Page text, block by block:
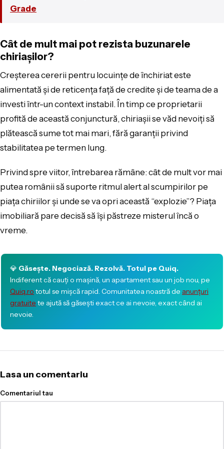
Grade
Cât de mult mai pot rezista buzunarele
chiriașilor?
Creșterea cererii pentru locuințe de închiriat este
alimentată și de reticența față de credite și de teama de a
investi într-un context instabil. În timp ce proprietarii
profită de această conjunctură, chiriașii se văd nevoiți să
plătească sume tot mai mari, fără garanții privind
stabilitatea pe termen lung.
Privind spre viitor, întrebarea rămâne: cât de mult vor mai
putea românii să suporte ritmul alert al scumpirilor pe
piața chiriilor și unde se va opri această “explozie”? Piața
imobiliară pare decisă să își păstreze misterul încă o
vreme.
💎 Găsește. Negociază. Rezolvă. Totul pe Quiq.
Indiferent că cauți o mașină, un apartament sau un job nou, pe
Quiq.ro totul se mișcă rapid. Comunitatea noastră de anunțuri
gratuite te ajută să găsești exact ce ai nevoie, exact când ai
nevoie.
Lasa un comentariu
Comentariul tau